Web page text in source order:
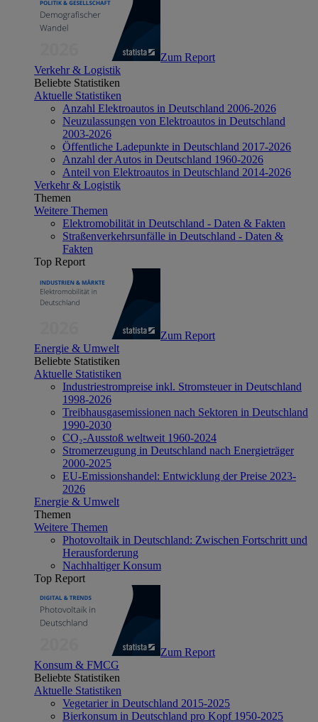
Zum Report
Verkehr & Logistik
Beliebte Statistiken
Aktuelle Statistiken
Anzahl Elektroautos in Deutschland 2006-2026
Neuzulassungen von Elektroautos in Deutschland
2003-2026
Öffentliche Ladepunkte in Deutschland 2017-2026
Anzahl der Autos in Deutschland 1960-2026
Anteil von Elektroautos in Deutschland 2014-2026
Verkehr & Logistik
Themen
Weitere Themen
Elektromobilität in Deutschland - Daten & Fakten
Straßenverkehrsunfälle in Deutschland - Daten &
Fakten
Top Report
Zum Report
Energie & Umwelt
Beliebte Statistiken
Aktuelle Statistiken
Industriestrompreise inkl. Stromsteuer in Deutschland
1998-2026
Treibhausgasemissionen nach Sektoren in Deutschland
1990-2030
CO₂-Ausstoß weltweit 1960-2024
Stromerzeugung in Deutschland nach Energieträger
2000-2025
EU-Emissionshandel: Entwicklung der Preise 2023-
2026
Energie & Umwelt
Themen
Weitere Themen
Photovoltaik in Deutschland: Zwischen Fortschritt und
Herausforderung
Nachhaltiger Konsum
Top Report
Zum Report
Konsum & FMCG
Beliebte Statistiken
Aktuelle Statistiken
Vegetarier in Deutschland 2015-2025
Bierkonsum in Deutschland pro Kopf 1950-2025